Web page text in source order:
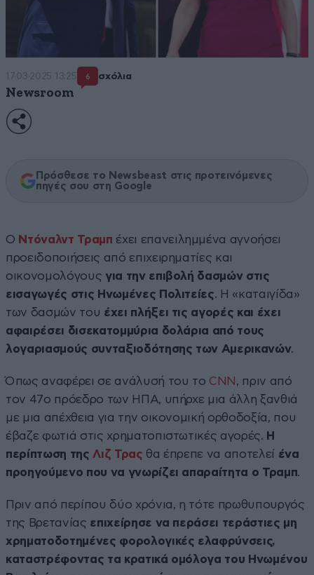
17·03·2025 13:25 6 σχόλια
Newsroom
Πρόσθεσε το Newsbeast στις προτεινόμενες
πηγές σου στη Google
Ο Ντόναλντ Τραμπ έχει επανειλημμένα αγνοήσει
προειδοποιήσεις από επιχειρηματίες και
οικονομολόγους για την επιβολή δασμών στις
εισαγωγές στις Ηνωμένες Πολιτείες. Η «καταιγίδα»
των δασμών του έχει πλήξει τις αγορές και έχει
αφαιρέσει δισεκατομμύρια δολάρια από τους
λογαριασμούς συνταξιοδότησης των Αμερικανών.
Όπως αναφέρει σε ανάλυσή του το CNN , πριν από
τον 47ο πρόεδρο των ΗΠΑ, υπήρχε μια άλλη ξανθιά
με μια απέχθεια για την οικονομική ορθοδοξία, που
έβαζε φωτιά στις χρηματοπιστωτικές αγορές. Η
περίπτωση της Λιζ Τρας θα έπρεπε να αποτελεί ένα
προηγούμενο που να γνωρίζει απαραίτητα ο Τραμπ.
Πριν από περίπου δύο χρόνια, η τότε πρωθυπουργός
της Βρετανίας επιχείρησε να περάσει τεράστιες μη
χρηματοδοτημένες φορολογικές ελαφρύνσεις,
καταστρέφοντας τα κρατικά ομόλογα του Ηνωμένου